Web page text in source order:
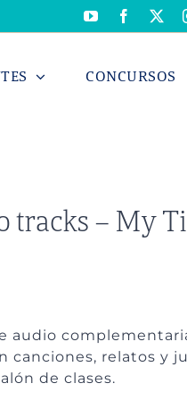
YouTube
CONCURSOS
tracks – My
audio
canciones, relatos y
de clases.